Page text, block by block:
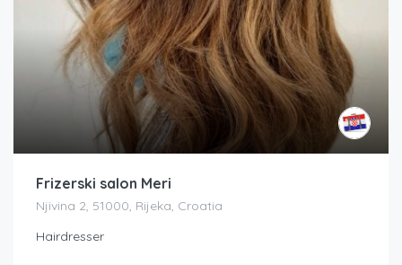
Frizerski salon Meri
Njivina 2, 51000, Rijeka, Croatia
Hairdresser